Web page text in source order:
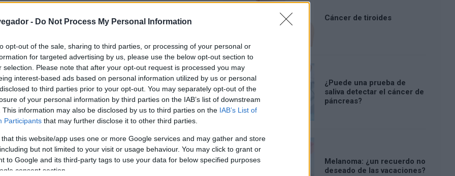
- Do Not Process My Personal Information
opt-out of the sale, sharing to third parties, or processing of your personal or
for targeted advertising by us, please use the below opt-out section to
selection. Please note that after your opt-out request is processed you may
interest-based ads based on personal information utilized by us or personal
to third parties prior to your opt-out. You may separately opt-out of the
of your personal information by third parties on the IAB’s list of downstream
This information may also be disclosed by us to third parties on the IAB’s List of
Participants that may further disclose it to other third parties.
that this website/app uses one or more Google services and may gather and store
but not limited to your visit or usage behaviour. You may click to grant or
to Google and its third-party tags to use your data for below specified purposes
consent section.
Cáncer de tiroides
¿Puede una prueba de
saliva detectar el cáncer de
páncreas?
Melanoma: ¿un recuerdo no
deseado de las vacaciones?